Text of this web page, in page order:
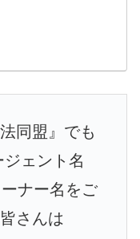
同盟』でも
ェント名
ナー名をご
さんは